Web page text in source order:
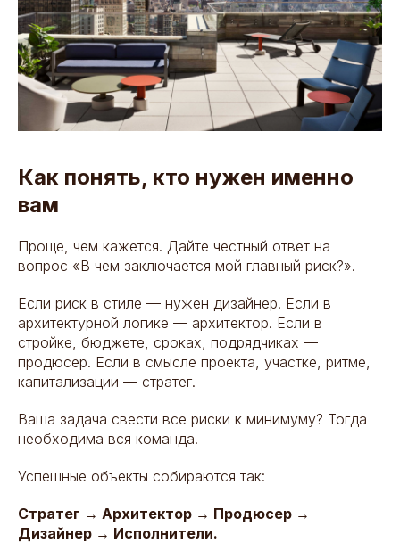
Как понять, кто нужен именно
вам
Проще, чем кажется. Дайте честный ответ на
вопрос «В чем заключается мой главный риск?».
Если риск в стиле — нужен дизайнер. Если в
архитектурной логике — архитектор. Если в
стройке, бюджете, сроках, подрядчиках —
продюсер. Если в смысле проекта, участке, ритме,
капитализации — стратег.
Ваша задача свести все риски к минимуму? Тогда
необходима вся команда.
Успешные объекты собираются так:
Стратег → Архитектор → Продюсер →
Дизайнер → Исполнители.